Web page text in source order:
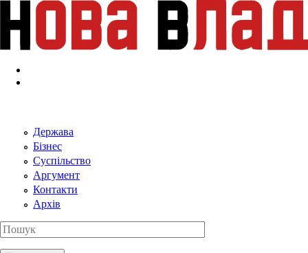
Перейти к основному содержанию
Держава
Бізнес
Суспільство
Аргумент
Контакти
Архів